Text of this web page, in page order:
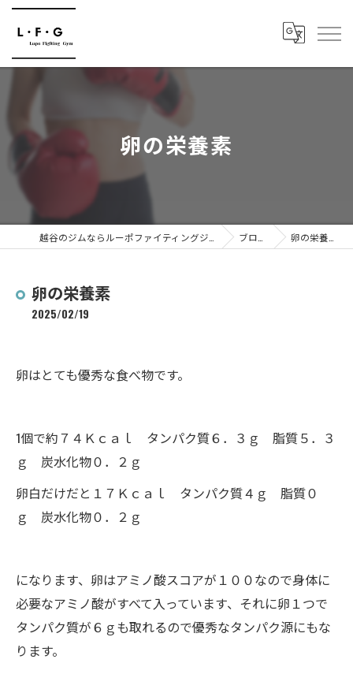
卵の栄養素
ブログ 卵の栄養素
卵の栄養素
2025/02/19
卵はとても優秀な食べ物です。
1個で約７４Ｋｃａｌ タンパク質６．３ｇ 脂質５．３
ｇ 炭水化物０．２ｇ
卵白だけだと１７Ｋｃａｌ タンパク質４ｇ 脂質０
ｇ 炭水化物０．２ｇ
になります、卵はアミノ酸スコアが１００なので身体に
必要なアミノ酸がすべて入っています、それに卵１つで
タンパク質が６ｇも取れるので優秀なタンパク源にもな
ります。